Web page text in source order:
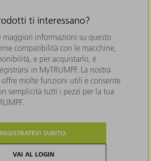
ti interessano?
maggiori informazioni su questo
compatibilità con le macchine,
e per acquistarlo, è
in MyTRUMPF. La nostra
molte funzioni utili e consente
semplicità tutti i pezzi per la tua
REGISTRATEVI SUBITO.
VAI AL LOGIN